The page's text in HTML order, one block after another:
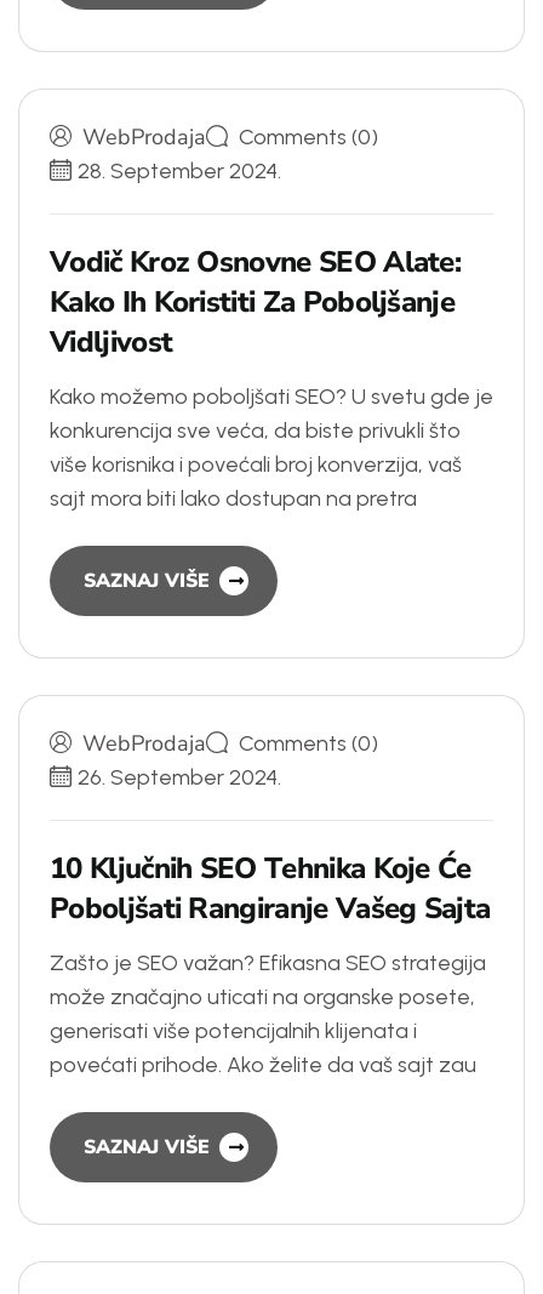
WebProdaja
Comments (0)
28. September 2024.
Vodič Kroz Osnovne SEOAlate:
Kako Ih Koristiti Za Poboljšanje
Vidljivost
Kako možemo poboljšati SEO? U svetu gde je
konkurencija sve veća, da biste privukli što
više korisnika i povećali broj konverzija, vaš
sajt mora biti lako dostupan na pretra
SAZNAJ VIŠE
WebProdaja
Comments (0)
26. September 2024.
10 Ključnih SEO Tehnika Koje Će
Poboljšati RangiranjeVašeg Sajta
Zašto je SEO važan? Efikasna SEO strategija
može značajno uticati na organske posete,
generisati više potencijalnih klijenata i
povećati prihode. Ako želite da vaš sajt zau
SAZNAJ VIŠE